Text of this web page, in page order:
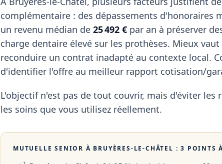
complémentaire : des dépassements d'honoraires
un revenu médian de 25 492 € par an à préserver
charge dentaire élevé sur les prothèses. Mieux
reconduire un contrat inadapté au contexte local.
d'identifier l'offre au meilleur rapport cotisation/
L'objectif n'est pas de tout couvrir, mais d'éviter les
les soins que vous utilisez réellement.
MUTUELLE SENIOR À BRUYÈRES-LE-CHÂTEL : 3 POINTS